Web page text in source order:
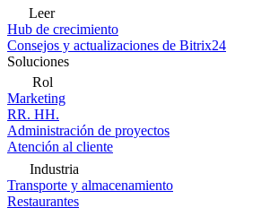
Leer
Hub de crecimiento
Consejos y actualizaciones de Bitrix24
Soluciones
Rol
Marketing
RR. HH.
Administración de proyectos
Atención al cliente
Industria
Transporte y almacenamiento
Restaurantes